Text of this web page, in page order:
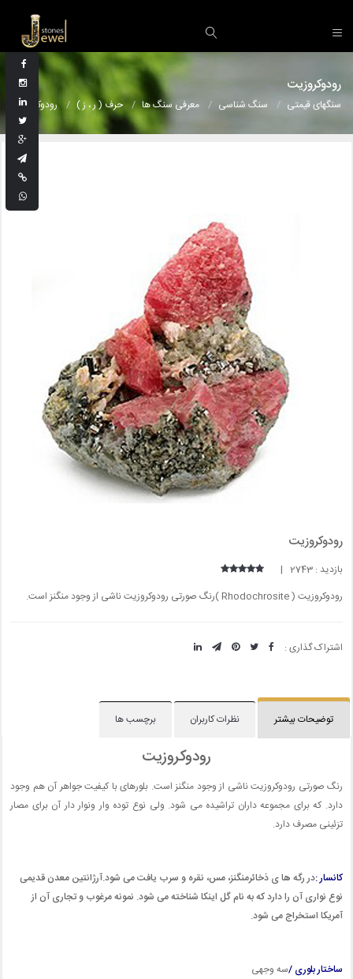
رودوکروزیت
سنگهای قیمتی سنگ شناسی معرفی سنگ ها حرف ( ر ، ز ) رودوکروزیت
رودوکروزیت
بازدید : 2743 |
رودوکروزیت ( Rhodochrosite )رنگ صورتی رودوکروزیت ناشی از وجود منگنز است.
اشتراک گذاری :
توضیحات بیشتر نظرات کاربران برچسب ها
رودوکروزیت
رنگ صورتی رودوکروزیت ناشی از وجود منگنز است. بلورهای با کیفیت جواهر آن هم وجود
دارد. که برای مجموعه داران تراشیده می شود. ولی نوع توده وار ونوار دار آن برای مصار
تزئینی مصرف دارد.
کانسار :در رگه ها ی ذخائرمنگنز، مس، نقره و سرب یافت می شود.آرژانتین معدن قدیمی
نوع نواری آن را دارد که به نام گل اینکا شناخته می شود. نمونه مرغوب و تجاری آن از
آمریکا استخراج می شود.
ساختار بلوری /سه وجهی